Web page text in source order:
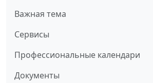
Важная тема
Сервисы
Профессиональные календари
Документы